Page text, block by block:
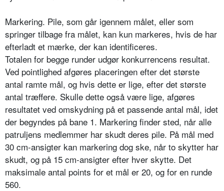
Markering. Pile, som går igennem målet, eller som
springer tilbage fra målet, kan kun markeres, hvis de har
efterladt et mærke, der kan identificeres.
Totalen for begge runder udgør konkurrencens resultat.
Ved pointlighed afgøres placeringen efter det største
antal ramte mål, og hvis dette er lige, efter det største
antal træffere. Skulle dette også være lige, afgøres
resultatet ved omskydning på et passende antal mål, idet
der begyndes på bane 1. Markering finder sted, når alle
patruljens medlemmer har skudt deres pile. På mål med
30 cm-ansigter kan markering dog ske, når to skytter har
skudt, og på 15 cm-ansigter efter hver skytte. Det
maksimale antal points for et mål er 20, og for en runde
560.